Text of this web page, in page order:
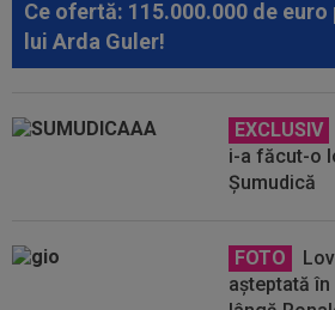
Ce ofertă: 115.000.000 de
lui Arda Guler!
EXCLUSIV
i-a făcut-o
Șumudică
FOTO
așteptată